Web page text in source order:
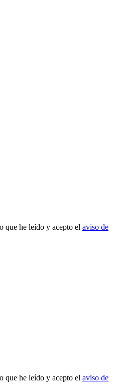
que he leído y acepto el aviso de
que he leído y acepto el aviso de